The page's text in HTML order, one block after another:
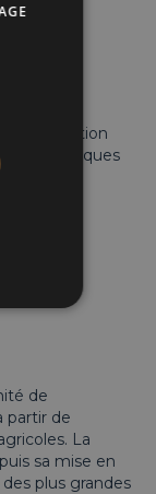
gains
les
a sa solution
électriques
de
partir de
La
sa mise en
plus grandes